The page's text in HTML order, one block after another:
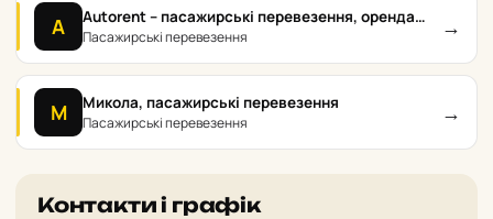
A
Autorent – пасажирські перевезення, оренда
автобусів.
Пасажирські перевезення →
М Микола, пасажирські перевезення
Пасажирські перевезення →
Контакти і графік